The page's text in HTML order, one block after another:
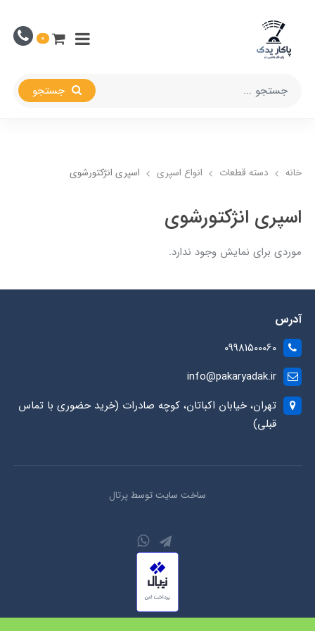
0
خانه دسته قطعات انواع اسپری اسپری انژکتورشوی
اسپری انژکتورشوی
موردی برای نمایش وجود ندارد.
آدرس
09981500060
info@pakaryadak.ir
تهران، خیابان اکباتان، کوچه صادرات (خرید حضوری با تماس
قبلی)
ساخت سایت توسطپرتال